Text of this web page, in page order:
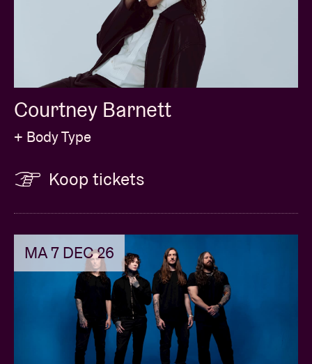
Courtney Barnett
+ Body Type
Koop tickets
MA 7 DEC 26